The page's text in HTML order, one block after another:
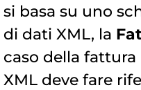
si basa su uno
di dati XML, la
caso della fattura
XML deve fare